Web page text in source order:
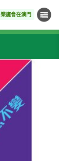
樂施會在澳門 目錄